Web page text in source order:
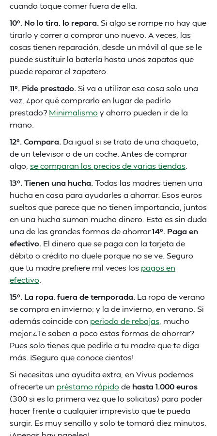
cuando toque comer fuera de ella.
10º. No lo tira, lo repara. Si algo se rompe no hay que
tirarlo y correr a comprar uno nuevo. A veces, las
cosas tienen reparación, desde un móvil al que se le
puede sustituir la batería hasta unos zapatos que
puede reparar el zapatero.
11º. Pide prestado. Si va a utilizar esa cosa solo una
vez, ¿por qué comprarlo en lugar de pedirlo
prestado?Minimalismo y ahorro pueden ir de la
mano.
12º. Compara. Da igual si se trata de una chaqueta,
de un televisor o de un coche. Antes de comprar
algo, se comparan los precios de varias tiendas
13º. Tienen una hucha. Todas las madres tienen una
hucha en casa para ayudarles a ahorrar. Esos euros
sueltos que parece que no tienen importancia, juntos
en una hucha suman mucho dinero. Esta es sin duda
una de las grandes formas de ahorrar.14º. Paga en
efectivo. El dinero que se paga con la tarjeta de
débito o crédito no duele porque no se ve. Seguro
que tu madre prefiere mil veces los pagos en
efectivo
15º. La ropa, fuera de temporada. La ropa de verano
se compra en invierno; y la de invierno, en verano. Si
además coincide con periodo de rebajas , mucho
mejor.¿Te saben a poco estas formas de ahorrar?
Pues solo tienes que pedirle a tu madre que te diga
más. ¡Seguro que conoce cientos!
Si necesitas una ayudita extra, en Vivus podemos
ofrecerte un préstamo rápido de hasta 1.000 euros
(300 si es la primera vez que lo solicitas) para poder
hacer frente a cualquier imprevisto que te pueda
surgir. Es muy sencillo y solo te tomará diez minutos.